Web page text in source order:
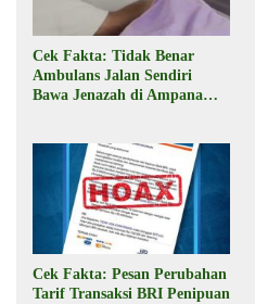
Cek Fakta: Tidak Benar
Ambulans Jalan Sendiri
Bawa Jenazah di Ampana
Cek Fakta: Pesan Perubahan
Tarif Transaksi BRI Penipuan